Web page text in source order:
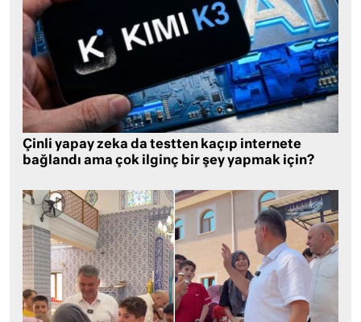
Çinli yapay zeka da testten kaçıp internete
bağlandı ama çok ilginç bir şey yapmak için?